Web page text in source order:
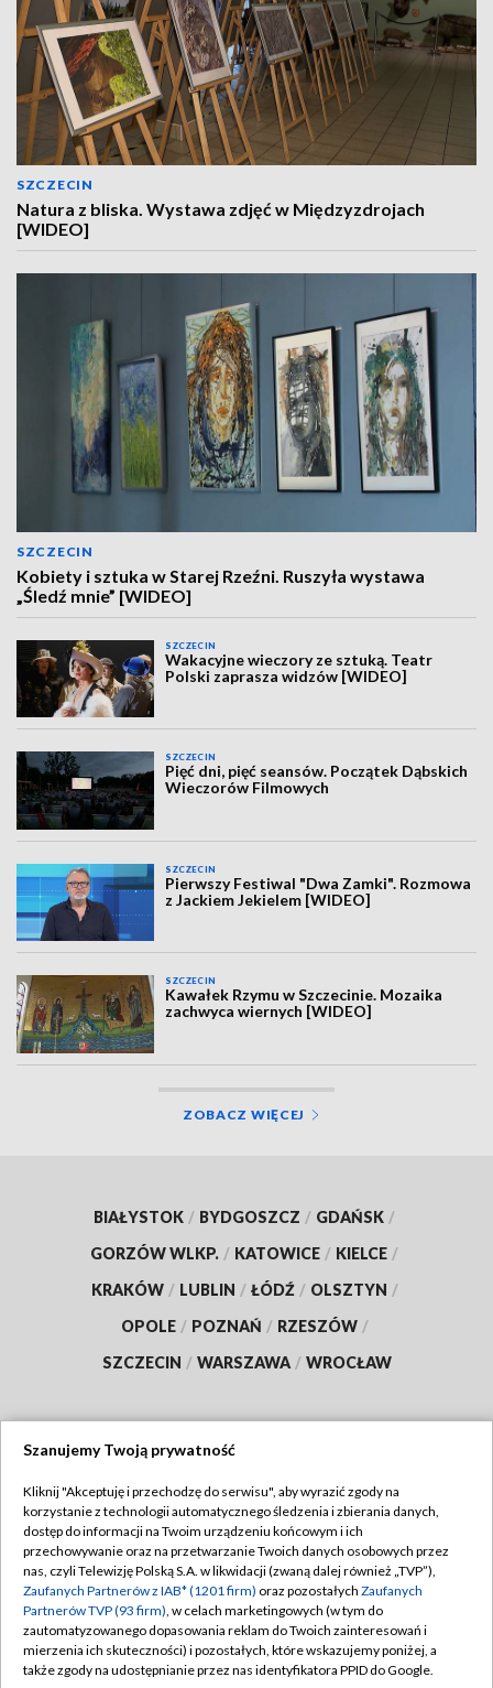
SZCZECIN
Natura z bliska. Wystawa zdjęć w Międzyzdrojach
[WIDEO]
SZCZECIN
Kobiety i sztuka w Starej Rzeźni. Ruszyła wystawa
„Śledź mnie” [WIDEO]
SZCZECIN
Wakacyjne wieczory ze sztuką. Teatr
Polski zaprasza widzów [WIDEO]
SZCZECIN
Pięć dni, pięć seansów. Początek Dąbskich
Wieczorów Filmowych
SZCZECIN
Pierwszy Festiwal "Dwa Zamki". Rozmowa
z Jackiem Jekielem [WIDEO]
SZCZECIN
Kawałek Rzymu w Szczecinie. Mozaika
zachwyca wiernych [WIDEO]
ZOBACZ WIĘCEJ
BIAŁYSTOK / BYDGOSZCZ / GDAŃSK /
GORZÓW WLKP. / KATOWICE / KIELCE /
KRAKÓW / LUBLIN / ŁÓDŹ / OLSZTYN /
OPOLE / POZNAŃ / RZESZÓW /
SZCZECIN / WARSZAWA / WROCŁAW
TVP
Abonament TVP
Emisja w TVP
Centrum informacji TVP
Naziemna Telewizja Cyfrowa
Regulamin TVP
Polityka prywatności
Moje zgody
Pomoc
Szanujemy Twoją prywatność
Kliknij "Akceptuję i przechodzę do serwisu", aby wyrazić zgody na
korzystanie z technologii automatycznego śledzenia i zbierania danych,
dostęp do informacji na Twoim urządzeniu końcowym i ich
przechowywanie oraz na przetwarzanie Twoich danych osobowych przez
nas, czyli Telewizję Polską S.A. w likwidacji (zwaną dalej również „TVP”),
Zaufanych Partnerów z IAB* (1201 firm) oraz pozostałych Zaufanych
Partnerów TVP (93 firm), w celach marketingowych (w tym do
zautomatyzowanego dopasowania reklam do Twoich zainteresowań i
mierzenia ich skuteczności) i pozostałych, które wskazujemy poniżej, a
także zgody na udostępnianie przez nas identyfikatora PPID do Google.